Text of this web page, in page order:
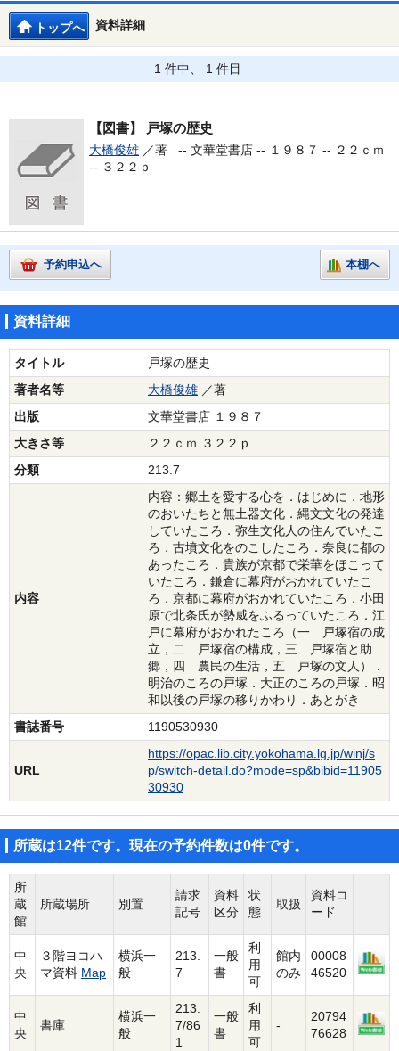
資料詳細
トップへ
1 件中、 1 件目
【図書】 戸塚の歴史
大橋俊雄 ／著 -- 文華堂書店 -- １９８７ -- ２２ｃｍ
-- ３２２ｐ
予約申込へ 本棚へ
資料詳細
タイトル
戸塚の歴史
著者名等
大橋俊雄 ／著
出版
文華堂書店 １９８７
大きさ等
２２ｃｍ ３２２ｐ
分類
213.7
内容
内容：郷土を愛する心を．はじめに．地形
のおいたちと無土器文化．縄文文化の発達
していたころ．弥生文化人の住んでいたこ
ろ．古墳文化をのこしたころ．奈良に都の
あったころ．貴族が京都で栄華をほこって
いたころ．鎌倉に幕府がおかれていたこ
ろ．京都に幕府がおかれていたころ．小田
原で北条氏が勢威をふるっていたころ．江
戸に幕府がおかれたころ（一 戸塚宿の成
立，二 戸塚宿の構成，三 戸塚宿と助
郷，四 農民の生活，五 戸塚の文人）．
明治のころの戸塚．大正のころの戸塚．昭
和以後の戸塚の移りかわり．あとがき
書誌番号
1190530930
URL
https://opac.lib.city.yokohama.lg.jp/winj/s
p/switch-detail.do?mode=sp&bibid=11905
30930
所蔵は12件です。現在の予約件数は0件です。
所
蔵
館
所蔵場所 別置
請求
記号
資料
区分
状
態
取扱
資料コ
ード
中
央
３階ヨコハ
マ資料 Map
横浜一
般
213.
7
一般
書
利
用
可
館内
のみ
00008
46520
中
央
書庫
横浜一
般
213.
7/86
1
一般
書
利
用
可
-
20794
76628